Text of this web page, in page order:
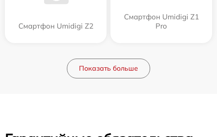
Смартфон Umidigi Z2
Смартфон Umidigi Z1
Pro
Показать больше